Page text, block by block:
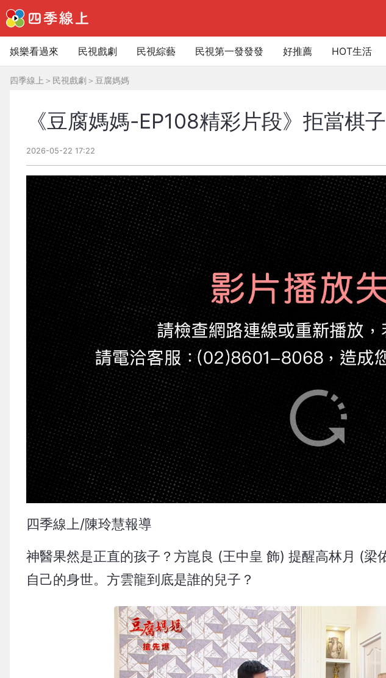
娛樂看過來 民視戲劇 民視綜藝 民視第一發發發 好推薦 HOT生活
四季線上 ＞ 民視戲劇 ＞ 豆腐媽媽
《豆腐媽媽-EP108精彩片段》拒當棋
2026-05-22 17:22
四季線上/陳玲慧報導
神醫果然是正直的孩子？方崑良 (王中皇 飾) 提醒高林月 (梁
自己的身世。方雲龍到底是誰的兒子？